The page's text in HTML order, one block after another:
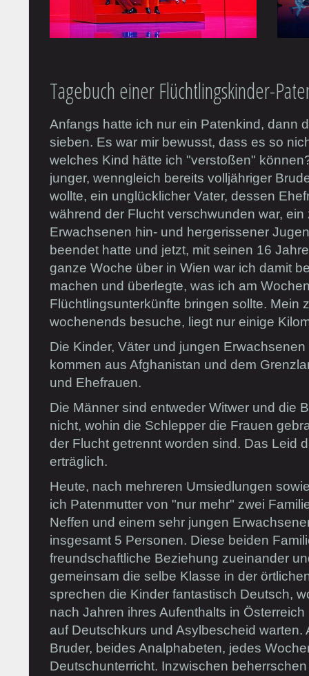
Tagebuch einer Flüchtlingskinder-
Anfangs hatte ich nur ein Patenkind, dann
sieben. Es war mir bewusst, dass es so
welches Kind hätte ich "verstoßen"
junger, wenngleich bereits volljähriger
wollte, ein unglücklicher Vater, dessen
während der Flucht verschwunden war,
Erwachsenen hin- und hergerissener
beendet hatte und jetzt, mit seinen 16
ganze Woche über in Wien war ich damit
machen und überlegte, was ich am
Flüchtlingsunterkünfte bringen sollte. Mein
wochenends besuche, liegt nur einige
Die Kinder, Väter und jungen
kommen aus Afghanistan und dem
und Ehefrauen.
Die Männer sind entweder Witwer und die
nicht, wohin die Schlepper die Frauen
der Flucht getrennt worden sind. Das Leid
erträglich.
Heute, nach mehreren Umsiedlungen
ich Patenmutter von "nur mehr" zwei
Neffen und einem sehr jungen
insgesamt 5 Personen. Diese beiden
freundschaftliche Beziehung zueinander
gemeinsam die selbe Klasse in der
sprechen die Kinder fantastisch Deutsch,
nach Jahren ihres Aufenthalts in Österreich
auf Deutschkurs und Asylbescheid warten.
Bruder, beides Analphabeten, jedes
Deutschunterricht. Inzwischen